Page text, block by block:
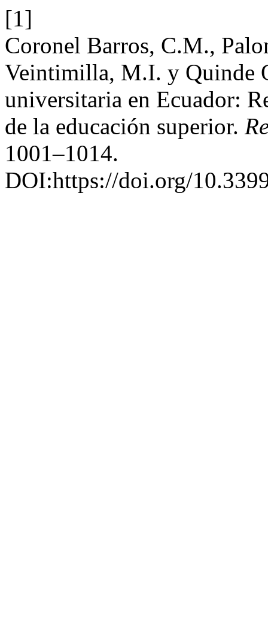
[1]
Coronel Barros, C.M.,
Veintimilla, M.I. y Quinde
universitaria en Ecuador:
de la educación superior.
1001–1014.
DOI:https://doi.org/